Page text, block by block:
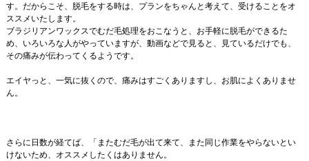
す。だからこそ、脱毛をする時は、プランをちゃんと考えて、受けることをオ
ススメいたします。
ブラジリアンワックスでむだ毛処理をおこなうと、お手軽に脱毛ができるた
め、いろいろな人がやっていますが、動画などで見ると、見ているだけでも、
その痛みが伝わってくるようです。
エイヤっと、一気に抜くので、痛みはすごくありますし、お肌によくありませ
ん。
さらに日数が経てば、「またむだ毛が出て来て、また同じ作業をやらないとい
けないため、オススメしたくはありません。